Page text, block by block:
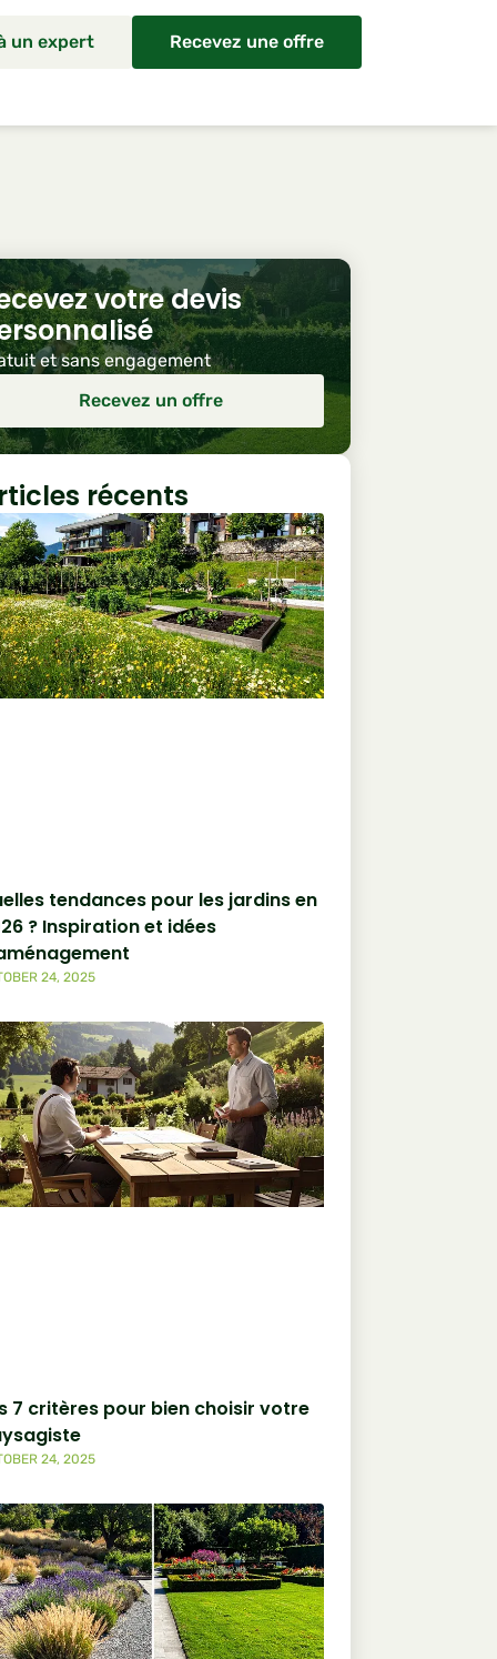
un expert Recevez une offre
votre devis
et sans engagement
Recevez un offre
récents
tendances pour les jardins en
? Inspiration et idées
24, 2025
7 critères pour bien choisir votre
24, 2025